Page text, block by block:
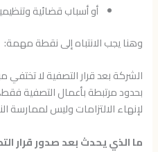
أو أسباب قضائية
وهنا يجب الانتباه إلى نقطة مهمة:
الشركة بعد قرار التصفية لا تختفي
بحدود مرتبطة بأعمال التصفية
لإنهاء الالتزامات وليس لممارسة
ما الذي يحدث بعد صدور قرار